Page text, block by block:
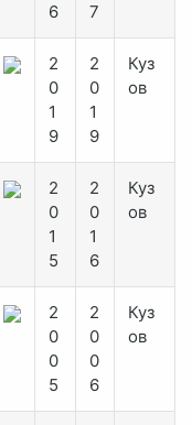
6
7
2
0
1
9
2
0
1
9
Куз
ов
2
0
1
5
2
0
1
6
Куз
ов
2
0
0
5
2
0
0
6
Куз
ов